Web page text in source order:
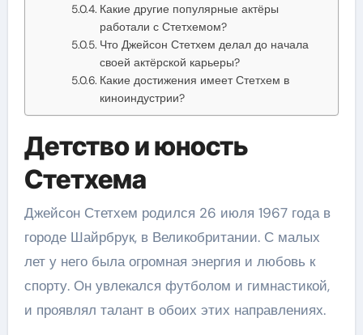
Какие другие популярные актёры
работали с Стетхемом?
Что Джейсон Стетхем делал до начала
своей актёрской карьеры?
Какие достижения имеет Стетхем в
киноиндустрии?
Детство и юность
Стетхема
Джейсон Стетхем родился 26 июля 1967 года в
городе Шайрбрук, в Великобритании. С малых
лет у него была огромная энергия и любовь к
спорту. Он увлекался футболом и гимнастикой,
и проявлял талант в обоих этих направлениях.